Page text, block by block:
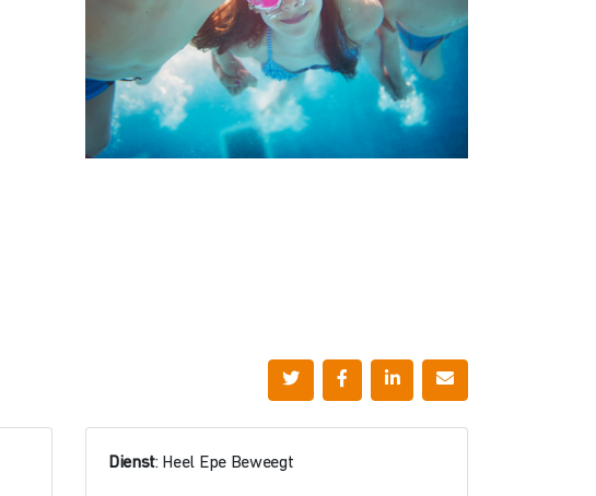
Dienst: Heel Epe Beweegt